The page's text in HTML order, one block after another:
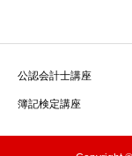
公認会計士講座
簿記検定講座